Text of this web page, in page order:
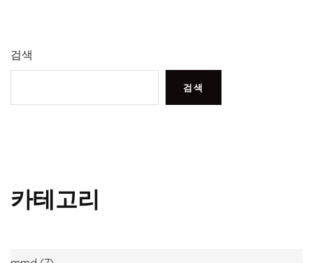
검색
검색
카테고리